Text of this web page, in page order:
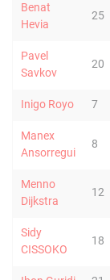
Benat
Hevia
25
Pavel
Savkov
20
Inigo Royo 7
Manex
Ansorregui
8
Menno
Dijkstra
12
Sidy
CISSOKO
18